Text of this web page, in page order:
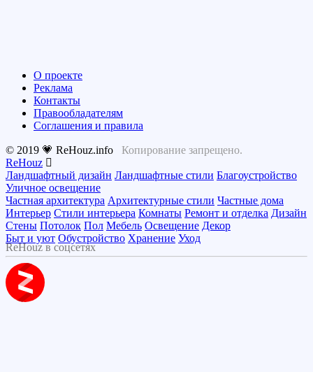
О проекте
Реклама
Контакты
Правообладателям
Соглашения и правила
© 2019 💗 ReHouz.info Копирование запрещено.
ReHouz
Ландшафтный дизайн Ландшафтные стили Благоустройство
Уличное освещение
Частная архитектура Архитектурные стили Частные дома
Интерьер Стили интерьера Комнаты Ремонт и отделка Дизайн
Стены Потолок Пол Мебель Освещение Декор
Быт и уют Обустройство Хранение Уход
ReHouz в соцсетях